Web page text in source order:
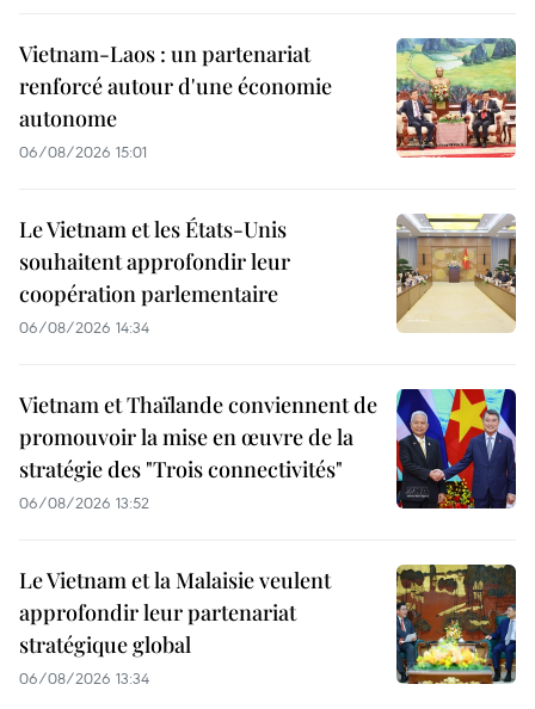
Vietnam-Laos : un partenariat
renforcé autour d'une économie
autonome
06/08/2026 15:01
Le Vietnam et les États-Unis
souhaitent approfondir leur
coopération parlementaire
06/08/2026 14:34
Vietnam et Thaïlande conviennent de
promouvoir la mise en œuvre de la
stratégie des "Trois connectivités"
06/08/2026 13:52
Le Vietnam et la Malaisie veulent
approfondir leur partenariat
stratégique global
06/08/2026 13:34